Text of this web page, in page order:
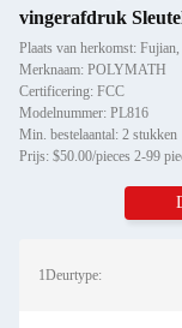
vingerafdruk
Plaats van herkomst:
Merknaam: POLYMATH
Certificering: FCC
Modelnummer: PL816
Min. bestelaantal: 2 stukken
Prijs: $50.00/pieces 2-99
1Deurtype: